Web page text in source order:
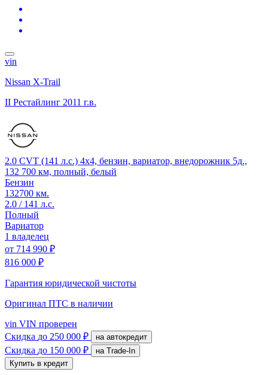
vin
Nissan X-Trail
II Рестайлинг 2011 г.в.
2.0 CVT (141 л.с.) 4x4, бензин, вариатор, внедорожник 5д.,
132 700 км, полный, белый
Бензин
132700 км.
2.0 / 141 л.с.
Полный
Вариатор
1 владелец
от 714 990 ₽
816 000 ₽
Гарантия юридической чистоты
Оригинал ПТС в наличии
vin VIN проверен
Скидка до 250 000 ₽ на автокредит
Скидка до 150 000 ₽
на Trade-In
Купить в кредит